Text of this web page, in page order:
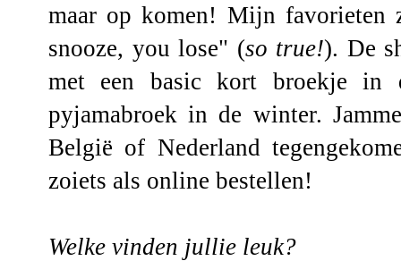
maar op komen! Mijn
snooze, you lose" (so true!). De
met een basic kort broekje in
pyjamabroek in de winter.
België of Nederland
zoiets als online bestellen!
Welke vinden jullie leuk?